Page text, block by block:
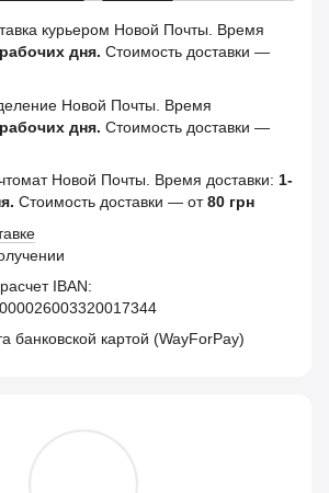
курьером Новой Почты. Время
дня. Стоимость доставки —
Новой Почты. Время
дня. Стоимость доставки —
Новой Почты. Время доставки: 1-
Стоимость доставки — от80 грн
IBAN:
банковской картой (WayForPay)